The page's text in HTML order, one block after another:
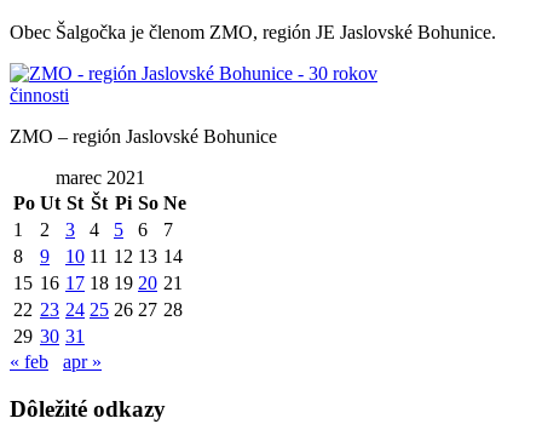
Obec Šalgočka je členom ZMO, región JE Jaslovské Bohunice.
ZMO – región Jaslovské Bohunice
marec 2021
Po Ut St Št Pi So Ne
1
2 3 4 5 6
7
8
9 10 11 12 13 14
15 16 17 18 19 20 21
22 23 24 25 26 27 28
29 30 31
« feb
apr »
Dôležité odkazy